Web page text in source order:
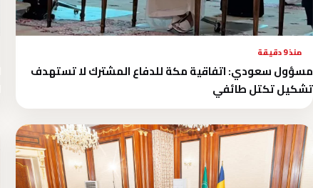
منذ 9 دقيقة
مسؤول سعودي: اتفاقية مكة للدفاع المشترك لا تستهدف
تشكيل تكتل طائفي